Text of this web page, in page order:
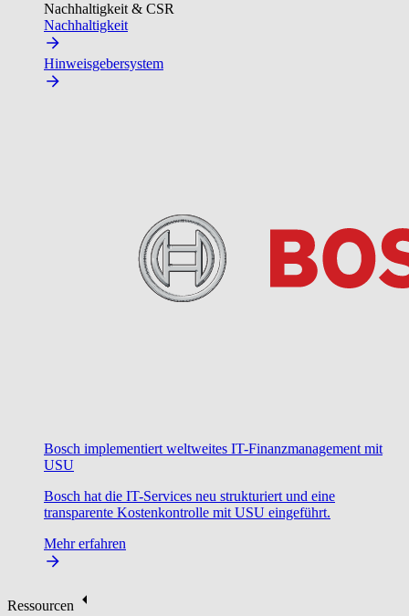
Nachhaltigkeit & CSR
Nachhaltigkeit
Hinweisgebersystem
Bosch implementiert weltweites IT-Finanzmanagement mit
USU
Bosch hat die IT-Services neu strukturiert und eine
transparente Kostenkontrolle mit USU eingeführt.
Mehr erfahren
Ressourcen